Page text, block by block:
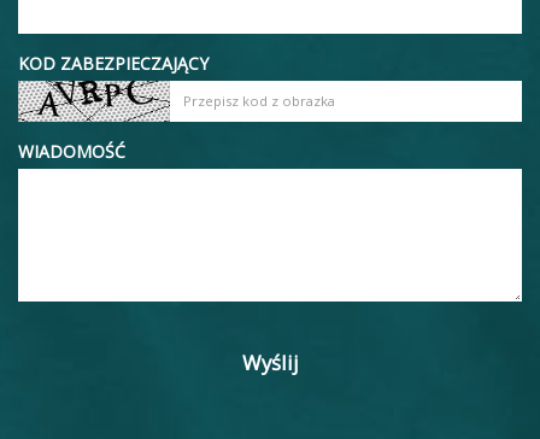
KOD ZABEZPIECZAJĄCY
WIADOMOŚĆ